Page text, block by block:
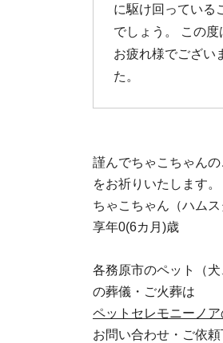
に駆け回っている
でしょう。 この度
お疲れ様でござい
た。
謹んでちゃこちゃん
をお祈りいたします。
ちゃこちゃん（ハムス
享年0(6カ月)歳
各務原市のペット（犬
の葬儀・ご火葬は
ペットセレモニーノア
お問い合わせ・ご依頼